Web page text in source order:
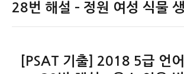
색
전
28번 해설 – 정원 여성 식물
[PSAT 기출] 2018 5급 언